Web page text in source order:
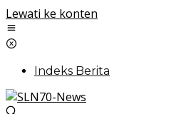
Lewati ke konten
Indeks Berita